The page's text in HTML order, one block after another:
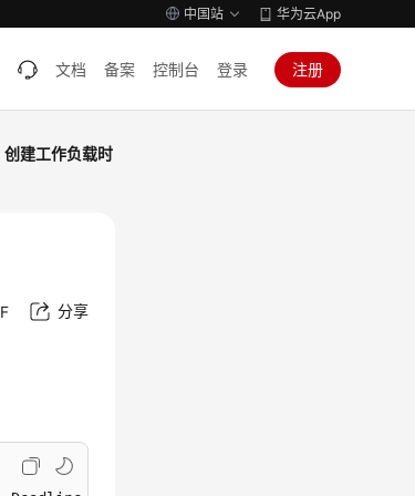
中国站 华为云App
文档 备案 控制台 登录 注册
创建工作负载时
分享